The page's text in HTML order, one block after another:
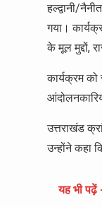
हल्द्वानी/
गया।
के मूल मुद्दों,
कार्यक्रम को
उत्तराखंड
उन्होंने कहा
यह भी पढ़ें